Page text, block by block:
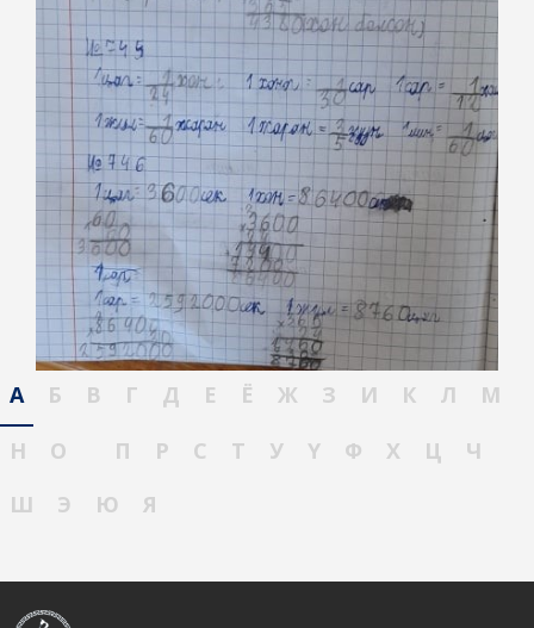
А Б В Г Д Е Ё Ж З И К Л
М
Н
О П Р С Т У Ү Ф Х Ц
Ч
Ш
Э Ю Я